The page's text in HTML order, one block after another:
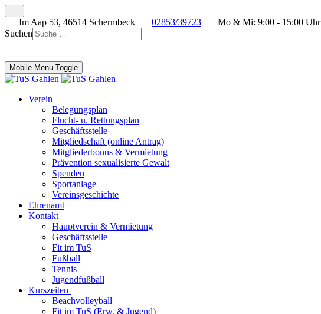
Im Aap 53, 46514 Schermbeck 02853/39723
Mo & Mi: 9:00 - 15:00 Uhr
Suchen
Mobile Menu Toggle
Verein
Belegungsplan
Flucht- u. Rettungsplan
Geschäftsstelle
Mitgliedschaft (online Antrag)
Mitgliederbonus & Vermietung
Prävention sexualisierte Gewalt
Spenden
Sportanlage
Vereinsgeschichte
Ehrenamt
Kontakt
Hauptverein & Vermietung
Geschäftsstelle
Fit im TuS
Fußball
Tennis
Jugendfußball
Kurszeiten
Beachvolleyball
Fit im TuS (Erw. & Jugend)